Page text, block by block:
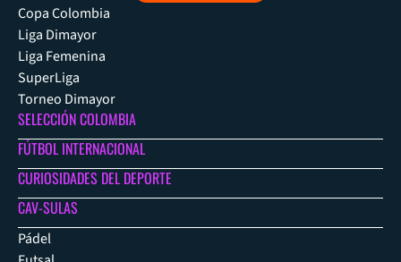
Copa Colombia
Liga Dimayor
Liga Femenina
SuperLiga
Torneo Dimayor
SELECCIÓN COLOMBIA
FÚTBOL INTERNACIONAL
CURIOSIDADES DEL DEPORTE
CAV-SULAS
Pádel